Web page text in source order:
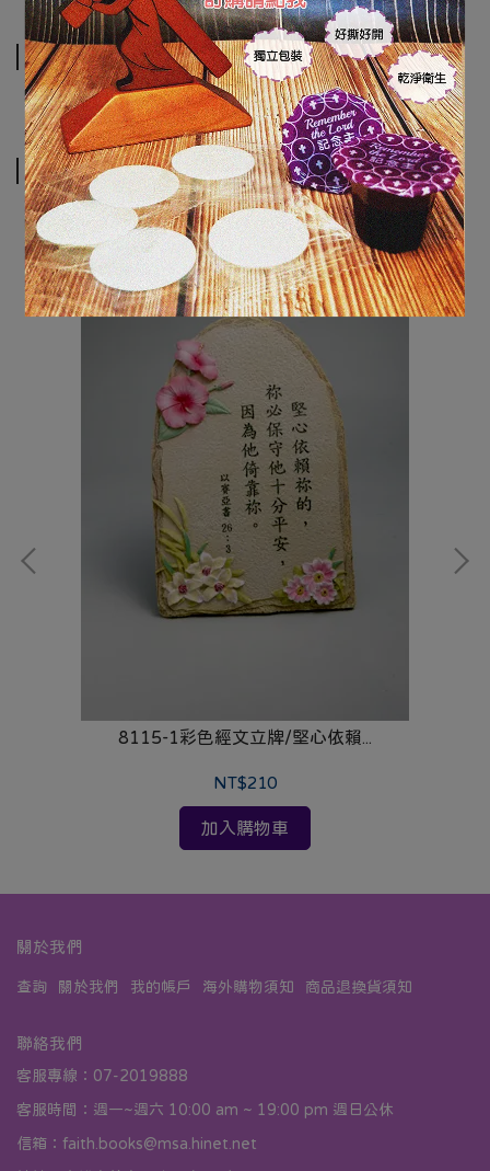
運送方式
相關商品
8115-1彩色經文立牌/堅心依賴...
NT$210
加入購物車
關於我們
查詢 關於我們 我的帳戶 海外購物須知 商品退換貨須知
聯絡我們
客服專線：07-2019888
客服時間：週一~週六 10:00 am ~ 19:00 pm 週日公休
信箱：faith.books@msa.hinet.net